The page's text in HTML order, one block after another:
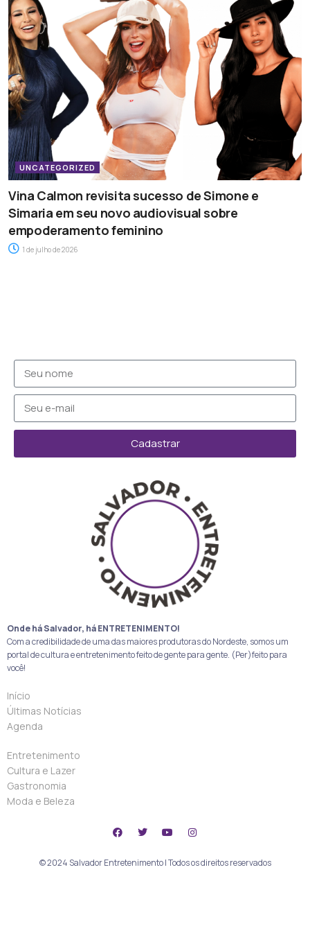
UNCATEGORIZED
Vina Calmon revisita sucesso de Simone e
Simaria em seu novo audiovisual sobre
empoderamento feminino
1 de julho de 2026
Cadastrar
Onde há Salvador, há ENTRETENIMENTO!
Com a credibilidade de uma das maiores produtoras do Nordeste, somos um
portal de cultura e entretenimento feito de gente para gente. (Per)feito para
você!
Início
Últimas Notícias
Agenda
Entretenimento
Cultura e Lazer
Gastronomia
Moda e Beleza
© 2024 Salvador Entretenimento | Todos os direitos reservados